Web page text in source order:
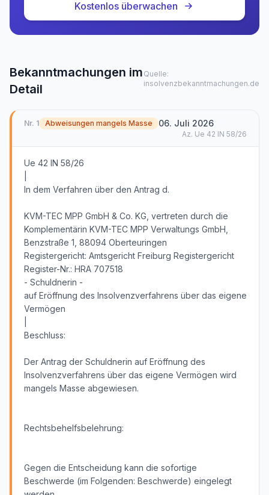
Kostenlos überwachen
Bekanntmachungen im
Detail
Quelle:
insolvenzbekanntmachungen.de
Nr. 1 Abweisungen mangels Masse 06. Juli 2026
Az. Ue 42 IN 58/26
Ue 42 IN 58/26
In dem Verfahren über den Antrag d.
KVM-TEC MPP GmbH & Co. KG, vertreten durch die
Komplementärin KVM-TEC MPP Verwaltungs GmbH,
Benzstraße 1, 88094 Oberteuringen
Registergericht: Amtsgericht Freiburg Registergericht
Register-Nr.: HRA 707518
- Schuldnerin -
auf Eröffnung des Insolvenzverfahrens über das eigene
Vermögen
Beschluss:
Der Antrag der Schuldnerin auf Eröffnung des
Insolvenzverfahrens über das eigene Vermögen wird
mangels Masse abgewiesen.
Rechtsbehelfsbelehrung:
Gegen die Entscheidung kann die sofortige
Beschwerde (im Folgenden: Beschwerde) eingelegt